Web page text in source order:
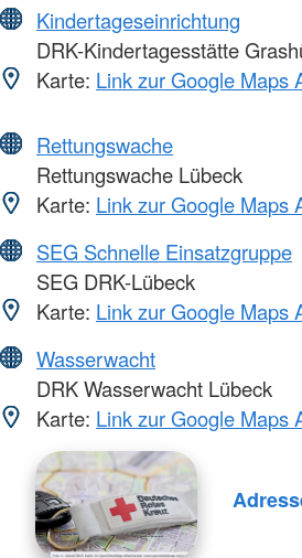
Kindertageseinrichtung
DRK-Kindertagesstätte
Karte: Link zur Google Maps
Rettungswache
Rettungswache Lübeck
Karte: Link zur Google Maps
SEG Schnelle Einsatzgruppe
SEG DRK-Lübeck
Karte: Link zur Google Maps
Wasserwacht
DRK Wasserwacht Lübeck
Karte: Link zur Google Maps